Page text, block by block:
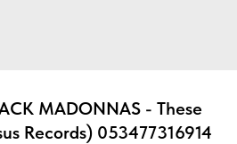
MADONNAS - These
Records) 053477316914